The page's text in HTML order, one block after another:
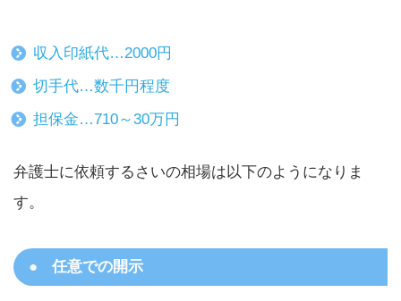
収入印紙代…2000円
切手代…数千円程度
担保金…710～30万円
弁護士に依頼するさいの相場は以下のようになりま
す。
任意での開示